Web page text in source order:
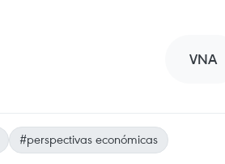
VNA
#perspectivas económicas